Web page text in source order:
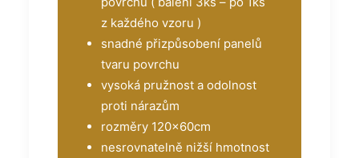
z každého vzoru )
snadné přizpůsobení panelů
tvaru povrchu
vysoká pružnost a odolnost
proti nárazům
rozměry 120x60cm
nesrovnatelně nižší hmotnost